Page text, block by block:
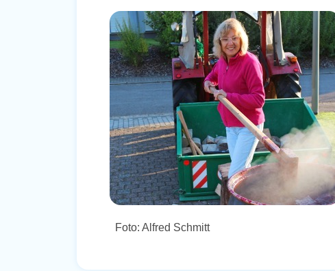
Foto: Alfred Schmitt